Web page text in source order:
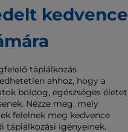
kedvence
táplálkozás
ahhoz, hogy a
boldog, egészséges életet
Nézze meg, mely
felelnek meg kedvence
táplálkozási igényeinek.